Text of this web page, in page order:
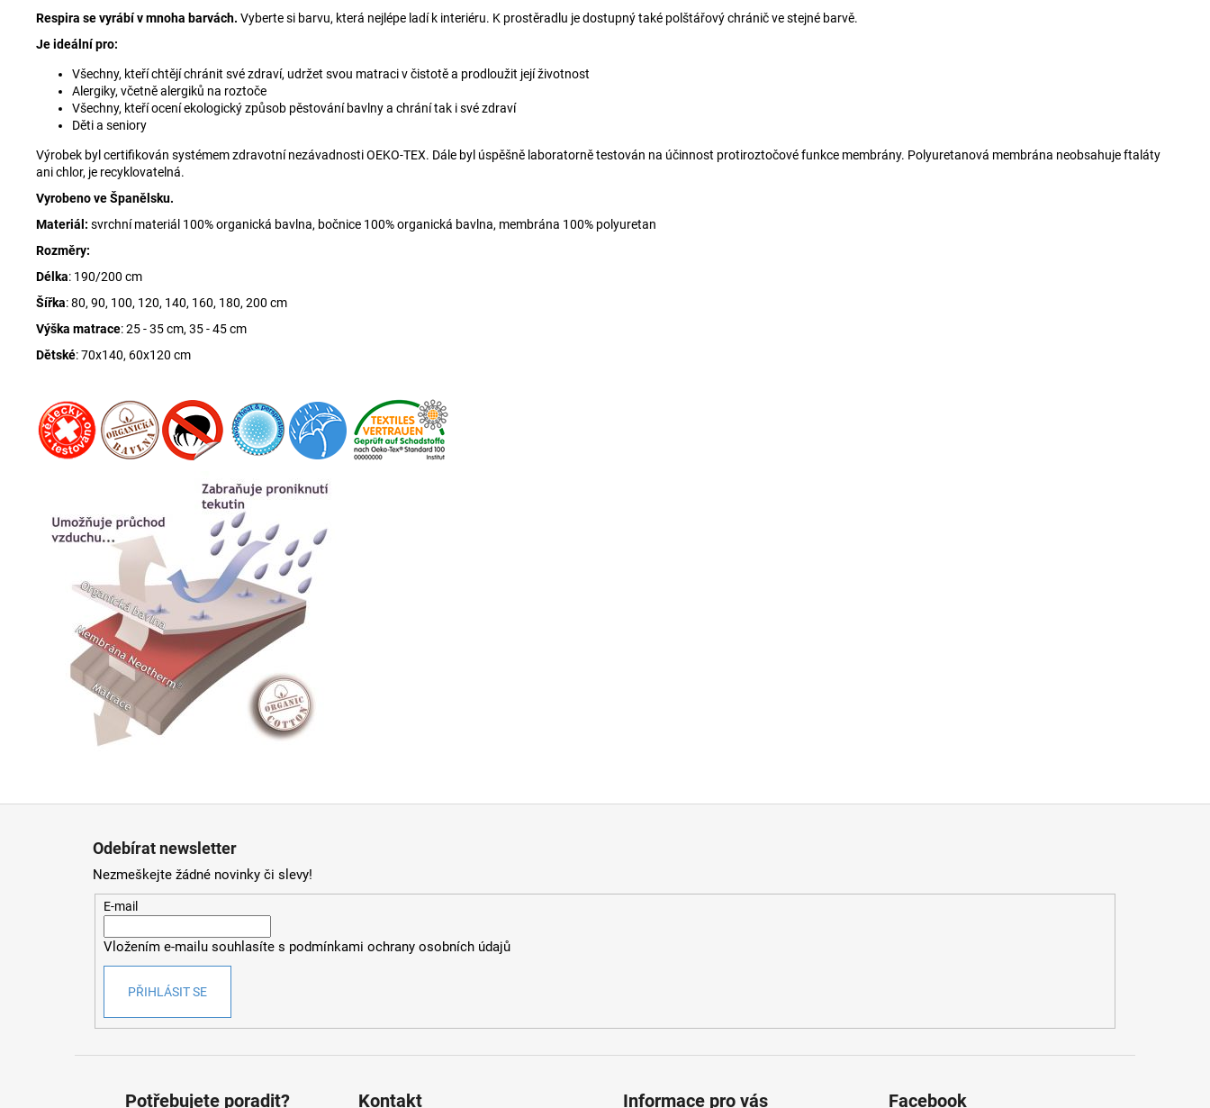
Respira se vyrábí v mnoha barvách. Vyberte si barvu, která nejlépe ladí k interiéru. K prostěradlu je dostupný také polštářový chránič ve stejné barvě.
Je ideální pro:
Všechny, kteří chtějí chránit své zdraví, udržet svou matraci v čistotě a prodloužit její životnost
Alergiky, včetně alergiků na roztoče
Všechny, kteří ocení ekologický způsob pěstování bavlny a chrání tak i své zdraví
Děti a seniory
Výrobek byl certifikován systémem zdravotní nezávadnosti OEKO-TEX. Dále byl úspěšně laboratorně testován na účinnost protiroztočové funkce membrány. Polyuretanová membrána neobsahuje ftaláty
ani chlor, je recyklovatelná.
Vyrobeno ve Španělsku.
Materiál: svrchní materiál 100% organická bavlna, bočnice 100% organická bavlna, membrána 100% polyuretan
Rozměry:
Délka: 190/200 cm
Šířka: 80, 90, 100, 120, 140, 160, 180, 200 cm
Výška matrace: 25 - 35 cm, 35 - 45 cm
Dětské: 70x140, 60x120 cm
Odebírat newsletter
Nezmeškejte žádné novinky či slevy!
E-mail
Vložením e-mailu souhlasíte s podmínkami ochrany osobních údajů
PŘIHLÁSIT SE
Potřebujete poradit? Kontakt Informace pro vás Facebook